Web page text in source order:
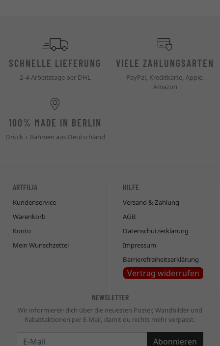
SCHNELLE LIEFERUNG
2-4 Arbeitstage per DHL
VIELE ZAHLUNGSARTEN
PayPal, Kreditkarte, Apple,
Amazon
100% MADE IN BERLIN
Druck + Rahmen aus Deutschland
ARTFILIA
Kundenservice
Warenkorb
Konto
Mein Wunschzettel
HILFE
Versand & Zahlung
AGB
Datenschutzerklärung
Impressum
Barrierefreiheitserklärung
Vertrag widerrufen
NEWSLETTER
Wir informieren dich über die neuesten Poster, Wandbilder und
Rabattaktionen per E-Mail, damit du nichts mehr verpasst.
Abonnieren